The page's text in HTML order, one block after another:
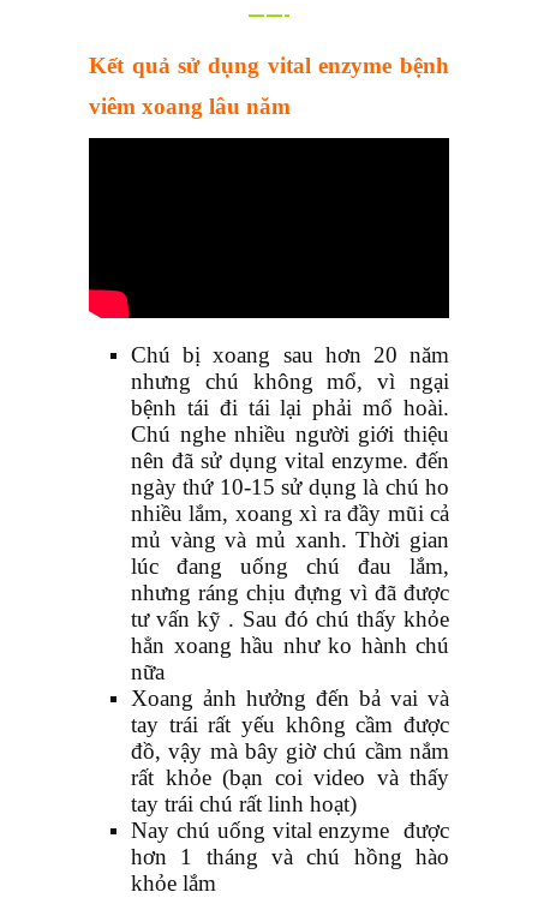
——-
Kết quả sử dụng vital enzyme bệnh
viêm xoang lâu năm
Chú bị xoang sau hơn 20 năm
nhưng chú không mổ, vì ngại
bệnh tái đi tái lại phải mổ hoài.
Chú nghe nhiều người giới thiệu
nên đã sử dụng vital enzyme. đến
ngày thứ 10-15 sử dụng là chú ho
nhiều lắm, xoang xì ra đầy mũi cả
mủ vàng và mủ xanh. Thời gian
lúc đang uống chú đau lắm,
nhưng ráng chịu đựng vì đã được
tư vấn kỹ . Sau đó chú thấy khỏe
hẳn xoang hầu như ko hành chú
nữa
Xoang ảnh hưởng đến bả vai và
tay trái rất yếu không cầm được
đồ, vậy mà bây giờ chú cầm nắm
rất khỏe (bạn coi video và thấy
tay trái chú rất linh hoạt)
Nay chú uống vital enzyme được
hơn 1 tháng và chú hồng hào
khỏe lắm